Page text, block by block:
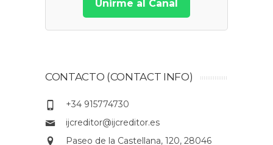
Unirme al Canal
CONTACTO (CONTACT INFO)
+34 915774730
ijcreditor@ijcreditor.es
Paseo de la Castellana, 120, 28046